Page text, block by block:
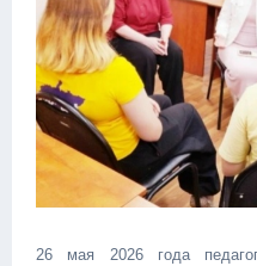
26 мая 2026 года